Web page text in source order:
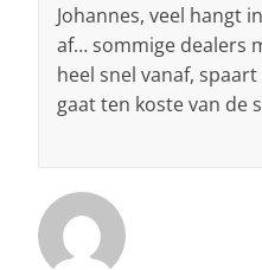
Johannes, veel hangt
af… sommige dealers
heel snel vanaf,
gaat ten koste van de